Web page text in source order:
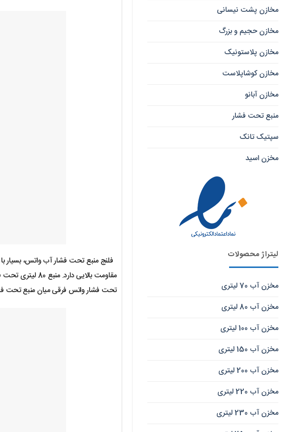
مخازن پشت نیسانی
مخازن حجیم و بزرگ
مخازن پلاستونیک
مخازن کوشاپلاست
مخازن آبانو
منبع تحت فشار
سپتیک تانک
مخزن اسید
لیتراژ محصولات
مخزن آب 70 لیتری
مخزن آب 80 لیتری
مخزن آب 100 لیتری
مخزن آب 150 لیتری
مخزن آب 200 لیتری
مخزن آب 220 لیتری
مخزن آب 230 لیتری
فلنج منبع تحت فشار آب واتس، بسیار
مقاومت بالایی دارد.
منبع 80
تحت فشار واتس فرقی میان منبع تحت